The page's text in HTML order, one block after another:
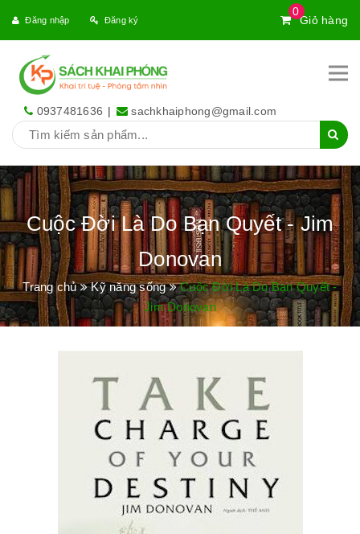
0
Giỏ hàng
Đăng nhập Đăng ký
0937481636 | sachkhaiphong@gmail.com
Cuộc Đời Là Do Bạn Quyết - Jim
Donovan
Trang chủ Kỹ năng sống
Cuộc Đời Là Do Bạn Quyết -
Jim Donovan